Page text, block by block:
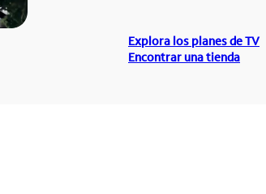
Explora los planes de TV
Encontrar una tienda